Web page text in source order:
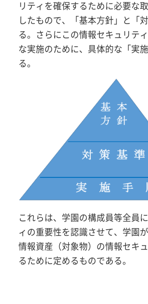
リティを確保するために必要な
したもので、「基本方針」と「
る。さらにこの情報セキュリテ
な実施のために、具体的な「実
る。
これらは、学園の構成員等全員
ィの重要性を認識させて、学園
情報資産（対象物）の情報セキ
るために定めるものである。